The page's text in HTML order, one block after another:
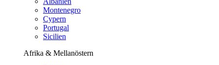
Montenegro
Cypern
Portugal
Sicilien
Afrika & Mellanöstern